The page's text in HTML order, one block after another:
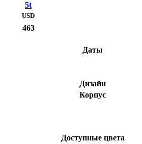
5t
USD
463
Даты
Дизайн
Корпус
Доступные цвета